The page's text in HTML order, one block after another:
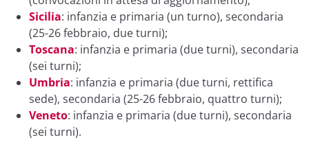
Sicilia: infanzia e primaria (un turno), secondaria
(25-26 febbraio, due turni);
Toscana: infanzia e primaria (due turni), secondaria
(sei turni);
Umbria: infanzia e primaria (due turni, rettifica
sede), secondaria (25-26 febbraio, quattro turni);
Veneto: infanzia e primaria (due turni), secondaria
(sei turni).